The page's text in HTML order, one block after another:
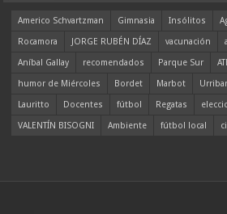
Americo Schvartzman Gimnasia Insólitos
Rocamora
JORGE RUBÉN DÍAZ vacunación
Aníbal Gallay
recomendados Parque Sur
humor de Miércoles
Bordet Marbot
Lauritto
Docentes fútbol Regatas
VALENTÍN BISOGNI
Ambiente fútbol local